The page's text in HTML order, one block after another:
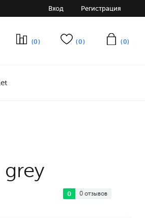
Вход Регистрация
(0) (0) (0)
0 0 отзывов